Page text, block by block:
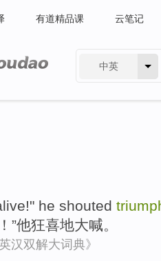
有道精品课 云笔记
中英
!" he shouted
！”他狂喜地大喊。
汉双解大词典》